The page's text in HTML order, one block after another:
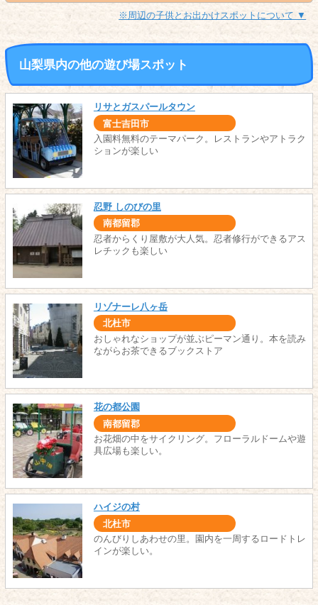
※周辺の子供とお出かけスポットについて ▼
山梨県内の他の遊び場スポット
リサとガスパールタウン
富士吉田市
入園料無料のテーマパーク。レストランやアトラク
ションが楽しい
忍野 しのびの里
南都留郡
忍者からくり屋敷が大人気。忍者修行ができるアス
レチックも楽しい
リゾナーレ八ヶ岳
北杜市
おしゃれなショップが並ぶピーマン通り。本を読み
ながらお茶できるブックストア
花の都公園
南都留郡
お花畑の中をサイクリング。フローラルドームや遊
具広場も楽しい。
ハイジの村
北杜市
のんびりしあわせの里。園内を一周するロードトレ
インが楽しい。